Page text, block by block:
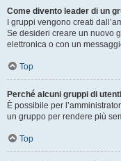
Come divento leader di un
I gruppi vengono creati
Se desideri creare un nuovo
elettronica o con un
Top
Perché alcuni gruppi di
È possibile per
un gruppo per rendere più
Top